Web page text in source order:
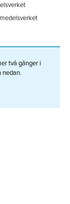
två gånger i
nedan.